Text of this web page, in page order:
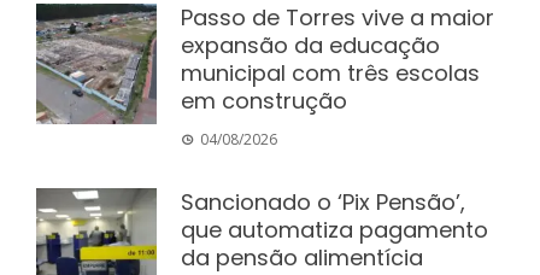
Passo de Torres vive a maior
expansão da educação
municipal com três escolas
em construção
04/08/2026
Sancionado o ‘Pix Pensão’,
que automatiza pagamento
da pensão alimentícia